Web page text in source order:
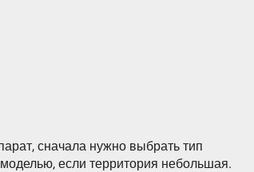
сначала нужно выбрать тип
если территория небольшая.